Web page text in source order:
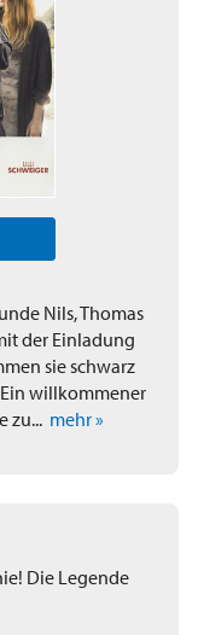
Nils, Thomas
der Einladung
sie schwarz
willkommener
zu... mehr »
Die Legende